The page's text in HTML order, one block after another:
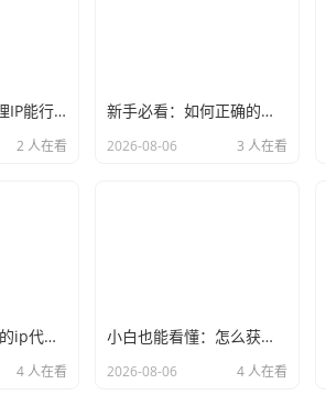
手机工作室用代理IP能行么？过来人的经验告诉你答案
2 人在看
新手必看：如何正确的选择代理ip软件，别再交智商税了
2026-08-06 3 人在看
2026年有什么好的ip代理软件？亲测后我只推荐这几个
4 人在看
小白也能看懂：怎么获取代理ip和端口号，一步步教会你
2026-08-06 4 人在看